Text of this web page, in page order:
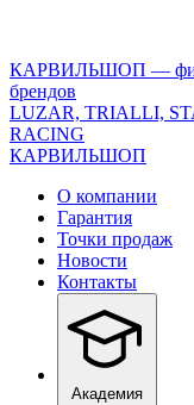
version="1.0"
encoding="utf-
8"?
>
КАРВИЛЬШОП —
брендов
LUZAR, TRIALLI,
RACING
КАРВИЛЬШОП
О компании
Гарантия
Точки продаж
Новости
Контакты
Академия